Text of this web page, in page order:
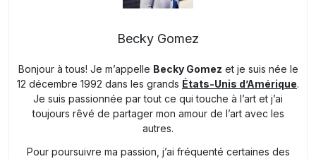
Becky Gomez
Bonjour à tous! Je m’appelle Becky Gomez et je suis née le
12 décembre 1992 dans les grands États-Unis d’Amérique.
Je suis passionnée par tout ce qui touche à l’art et j’ai
toujours rêvé de partager mon amour de l’art avec les
autres.
Pour poursuivre ma passion, j’ai fréquenté certaines des